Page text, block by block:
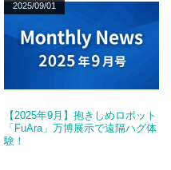
2025/09/01
【2025年9月】抱きしめロボット
「FuAra」万博展示で遠隔ハグ体
験！